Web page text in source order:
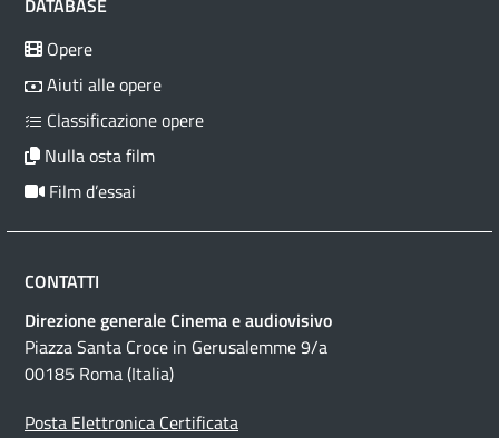
DATABASE
Opere
Aiuti alle opere
Classificazione opere
Nulla osta film
Film d’essai
CONTATTI
Direzione generale Cinema e audiovisivo
Piazza Santa Croce in Gerusalemme 9/a
00185 Roma (Italia)
Posta Elettronica Certificata